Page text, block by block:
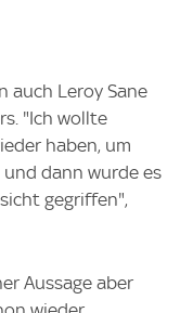
auch Leroy Sane
"Ich wollte
haben, um
dann wurde es
gegriffen",
Aussage aber